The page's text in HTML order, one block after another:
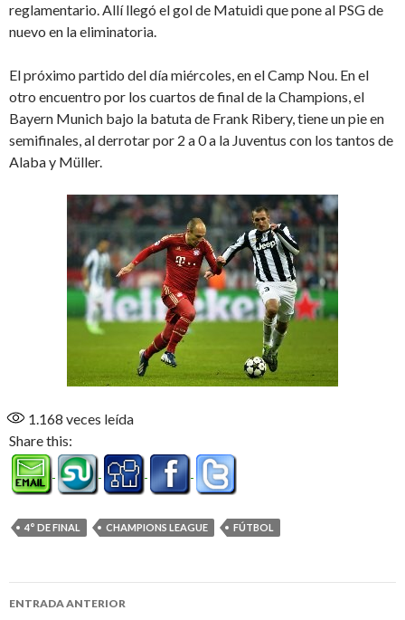
reglamentario. Allí llegó el gol de Matuidi que pone al PSG de
nuevo en la eliminatoria.
El próximo partido del día miércoles, en el Camp Nou. En el
otro encuentro por los cuartos de final de la Champions, el
Bayern Munich bajo la batuta de Frank Ribery, tiene un pie en
semifinales, al derrotar por 2 a 0 a la Juventus con los tantos de
Alaba y Müller.
1.168 veces leída
Share this:
4° DE FINAL CHAMPIONS LEAGUE FÚTBOL
Navegación
ENTRADA ANTERIOR